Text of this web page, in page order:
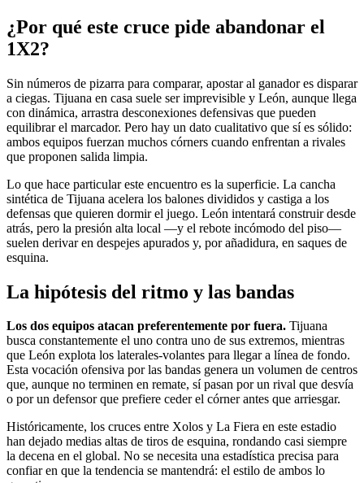
¿Por qué este cruce pide abandonar el
1X2?
Sin números de pizarra para comparar, apostar al ganador es disparar
a ciegas. Tijuana en casa suele ser imprevisible y León, aunque llega
con dinámica, arrastra desconexiones defensivas que pueden
equilibrar el marcador. Pero hay un dato cualitativo que sí es sólido:
ambos equipos fuerzan muchos córners cuando enfrentan a rivales
que proponen salida limpia.
Lo que hace particular este encuentro es la superficie. La cancha
sintética de Tijuana acelera los balones divididos y castiga a los
defensas que quieren dormir el juego. León intentará construir desde
atrás, pero la presión alta local —y el rebote incómodo del piso—
suelen derivar en despejes apurados y, por añadidura, en saques de
esquina.
La hipótesis del ritmo y las bandas
Los dos equipos atacan preferentemente por fuera. Tijuana
busca constantemente el uno contra uno de sus extremos, mientras
que León explota los laterales-volantes para llegar a línea de fondo.
Esta vocación ofensiva por las bandas genera un volumen de centros
que, aunque no terminen en remate, sí pasan por un rival que desvía
o por un defensor que prefiere ceder el córner antes que arriesgar.
Históricamente, los cruces entre Xolos y La Fiera en este estadio
han dejado medias altas de tiros de esquina, rondando casi siempre
la decena en el global. No se necesita una estadística precisa para
confiar en que la tendencia se mantendrá: el estilo de ambos lo